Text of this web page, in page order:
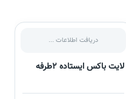
دریافت اطلاعات ...
لایت باکس ایستاده 2طرفه